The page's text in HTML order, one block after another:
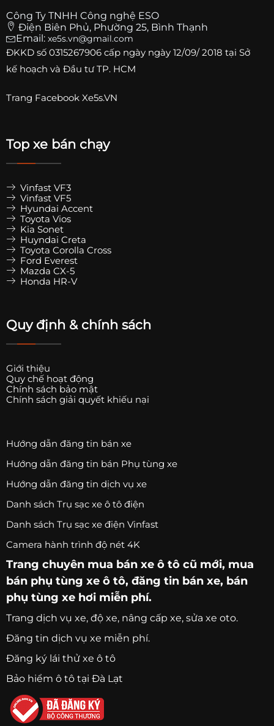
Công Ty TNHH Công nghệ ESO
Điện Biên Phủ, Phường 25, Bình Thạnh
Email: xe5s.vn@gmail.com
ĐKKD số 0315267906 cấp ngày ngày 12/09/ 2018 tại Sở
kế hoạch và Đầu tư TP. HCM
Trang Facebook Xe5s.VN
Top xe bán chạy
Vinfast VF3
Vinfast VF5
Hyundai Accent
Toyota Vios
Kia Sonet
Huyndai Creta
Toyota Corolla Cross
Ford Everest
Mazda CX-5
Honda HR-V
Quy định & chính sách
Giới thiệu
Quy chế hoạt động
Chính sách bảo mật
Chính sách giải quyết khiếu nại
Hướng dẫn đăng tin bán xe
Hướng dẫn đăng tin bán Phụ tùng xe
Hướng dẫn đăng tin dịch vụ xe
Danh sách Trụ sạc xe ô tô điện
Danh sách Trụ sạc xe điện Vinfast
Camera hành trình độ nét 4K
Trang chuyên mua bán xe ô tô cũ mới, mua
bán phụ tùng xe ô tô, đăng tin bán xe, bán
phụ tùng xe hơi miễn phí.
Trang dịch vụ xe, độ xe, nâng cấp xe, sửa xe oto.
Đăng tin dịch vụ xe miễn phí.
Đăng ký lái thử xe ô tô
Bảo hiểm ô tô tại Đà Lạt